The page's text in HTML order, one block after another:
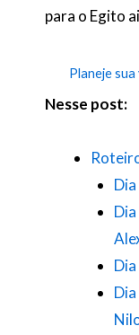
para o Egito
Planeje
Nesse post: